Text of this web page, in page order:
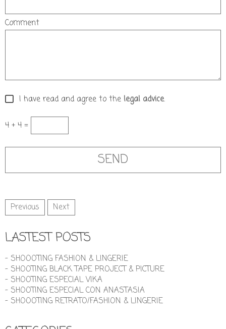
Comment
I have read and agree to the legal advice.
4 + 4 =
Previous Next
LASTEST POSTS
- SHOOOTING FASHION & LINGERIE
- SHOOTING BLACK TAPE PROJECT & PICTURE
- SHOOTING ESPECIAL VIKA
- SHOOTING ESPECIAL CON ANASTASIA
- SHOOOTING RETRATO/FASHION & LINGERIE